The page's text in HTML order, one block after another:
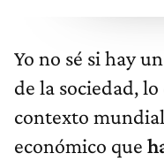
Yo no sé si hay
de la sociedad,
contexto
económico que